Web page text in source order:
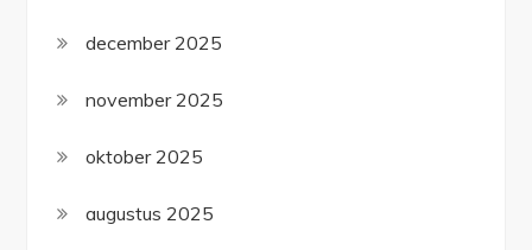
december 2025
november 2025
oktober 2025
augustus 2025